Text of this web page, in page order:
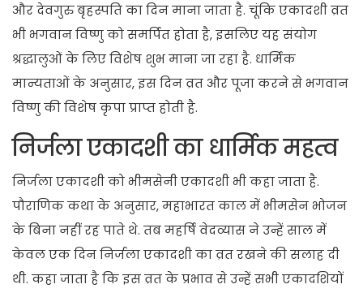
और देवगुरु बृहस्पति का दिन माना जाता है. चूंकि एकादशी व्रत
भी भगवान विष्णु को समर्पित होता है, इसलिए यह संयोग
श्रद्धालुओं के लिए विशेष शुभ माना जा रहा है. धार्मिक
मान्यताओं के अनुसार, इस दिन व्रत और पूजा करने से भगवान
विष्णु की विशेष कृपा प्राप्त होती है.
निर्जला एकादशी का धार्मिक महत्व
निर्जला एकादशी को भीमसेनी एकादशी भी कहा जाता है.
पौराणिक कथा के अनुसार, महाभारत काल में भीमसेन भोजन
के बिना नहीं रह पाते थे. तब महर्षि वेदव्यास ने उन्हें साल में
केवल एक दिन निर्जला एकादशी का व्रत रखने की सलाह दी
थी. कहा जाता है कि इस व्रत के प्रभाव से उन्हें सभी एकादशियों